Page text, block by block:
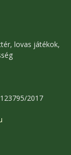
lovas játékok,
2017